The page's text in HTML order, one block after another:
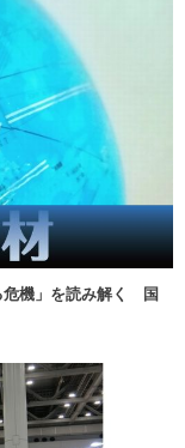
危機」を読み解く 国